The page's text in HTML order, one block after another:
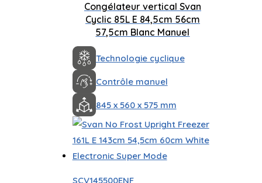
Congélateur vertical Svan
Cyclic 85L E 84,5cm 56cm
57,5cm Blanc Manuel
Technologie cyclique
Contrôle manuel
845 x 560 x 575 mm
SCV145500ENF